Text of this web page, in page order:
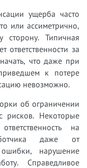
ущерба часто
или ассиметрично,
Типичная
ответственности за
что даже при
к потере
невозможно.
об ограничении
рисков. Некоторые
на
даже от
ошибки, нарушение
Справедливое